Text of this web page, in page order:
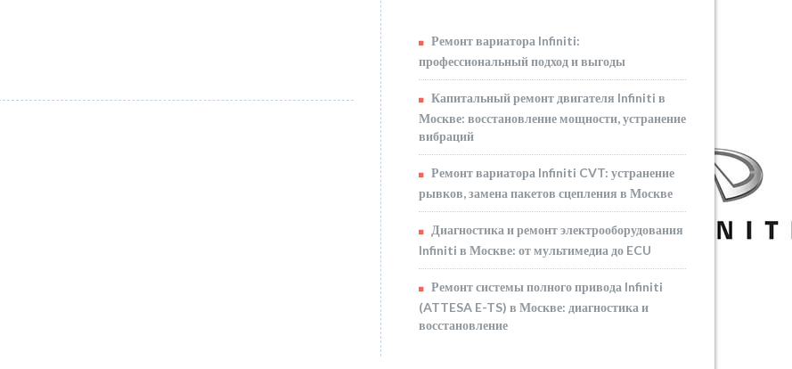
Ремонт вариатора Infiniti:
профессиональный подход и выгоды
Капитальный ремонт двигателя Infiniti в
Москве: восстановление мощности, устранение
вибраций
Ремонт вариатора Infiniti CVT: устранение
рывков, замена пакетов сцепления в Москве
Диагностика и ремонт электрооборудования
Infiniti в Москве: от мультимедиа до ECU
Ремонт системы полного привода Infiniti
(ATTESA E-TS) в Москве: диагностика и
восстановление